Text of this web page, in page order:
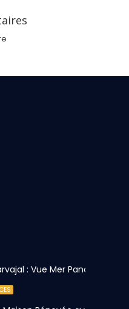
: Vue Mer Panoramique